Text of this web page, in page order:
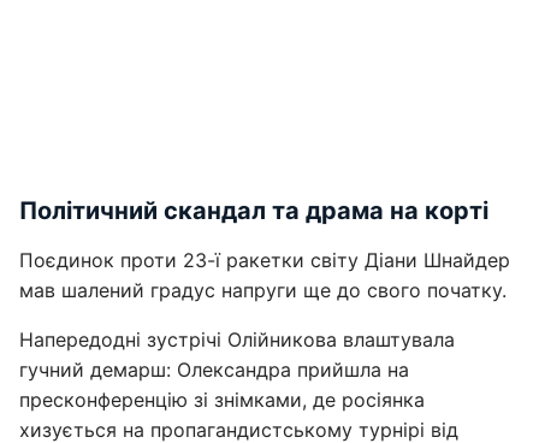
Політичний скандал та драма на корті
Поєдинок проти 23-ї ракетки світу Діани Шнайдер
мав шалений градус напруги ще до свого початку.
Напередодні зустрічі Олійникова влаштувала
гучний демарш: Олександра прийшла на
пресконференцію зі знімками, де росіянка
хизується на пропагандистському турнірі від